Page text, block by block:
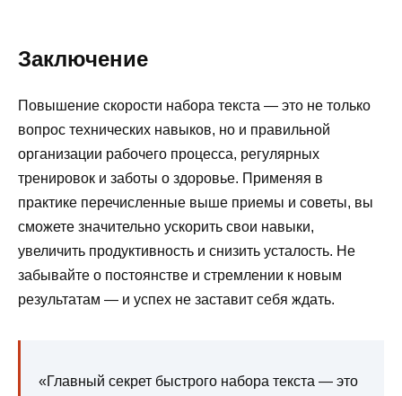
Заключение
Повышение скорости набора текста — это не только
вопрос технических навыков, но и правильной
организации рабочего процесса, регулярных
тренировок и заботы о здоровье. Применяя в
практике перечисленные выше приемы и советы, вы
сможете значительно ускорить свои навыки,
увеличить продуктивность и снизить усталость. Не
забывайте о постоянстве и стремлении к новым
результатам — и успех не заставит себя ждать.
«Главный секрет быстрого набора текста — это